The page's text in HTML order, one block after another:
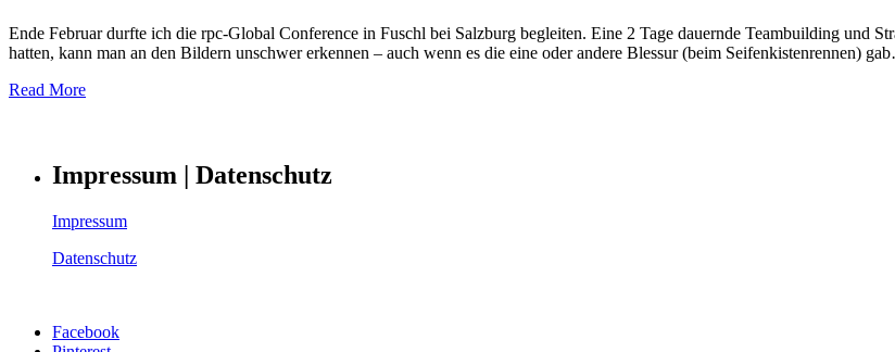
Ende Februar durfte ich die rpc-Global Conference in Fuschl bei Salzburg begleiten. Eine 2 Tage dauernde Teambuilding und
hatten, kann man an den Bildern unschwer erkennen – auch wenn es die eine oder andere Blessur (beim Seifenkistenrennen)
Read More
Impressum | Datenschutz
Impressum
Datenschutz
Facebook